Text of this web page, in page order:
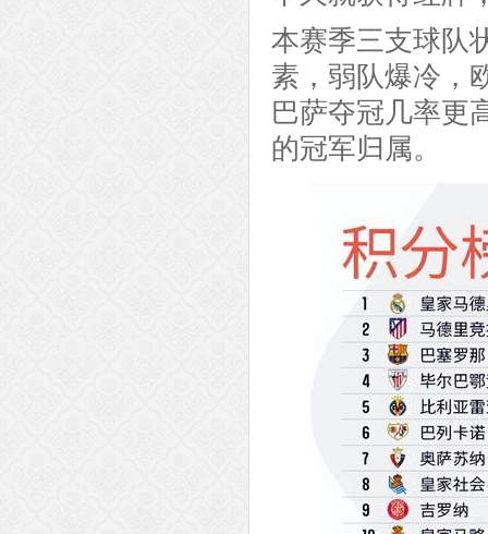
本赛季三支球队
素，弱队爆冷，
巴萨夺冠几率更
的冠军归属。